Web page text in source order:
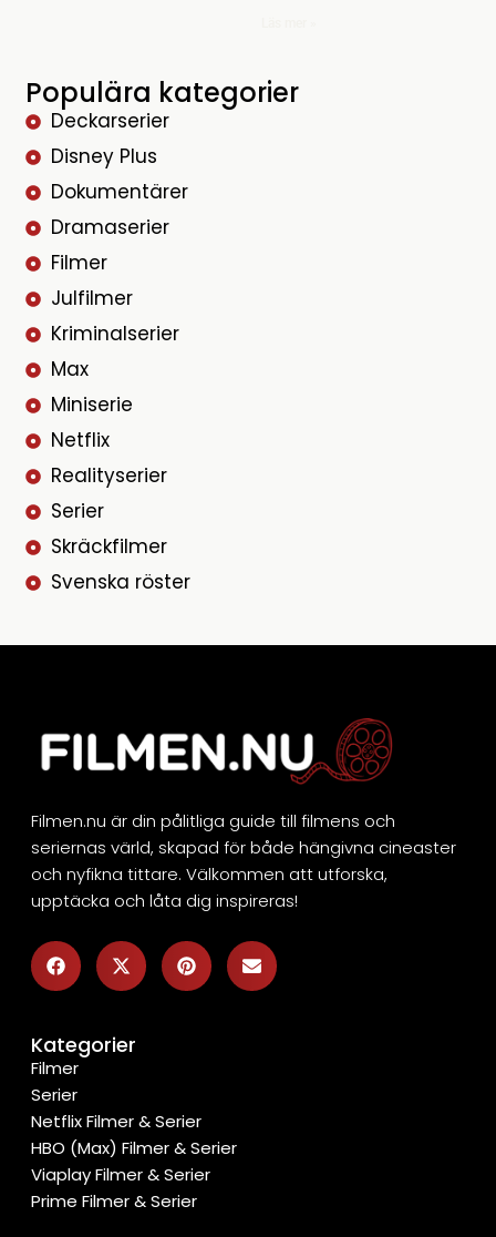
Populära kategorier
Deckarserier
Disney Plus
Dokumentärer
Dramaserier
Filmer
Julfilmer
Kriminalserier
Max
Miniserie
Netflix
Realityserier
Serier
Skräckfilmer
Svenska röster
Filmen.nu är din pålitliga guide till filmens och
seriernas värld, skapad för både hängivna cineaster
och nyfikna tittare. Välkommen att utforska,
upptäcka och låta dig inspireras!
Kategorier
Filmer
Serier
Netflix Filmer & Serier
HBO (Max) Filmer & Serier
Viaplay Filmer & Serier
Prime Filmer & Serier